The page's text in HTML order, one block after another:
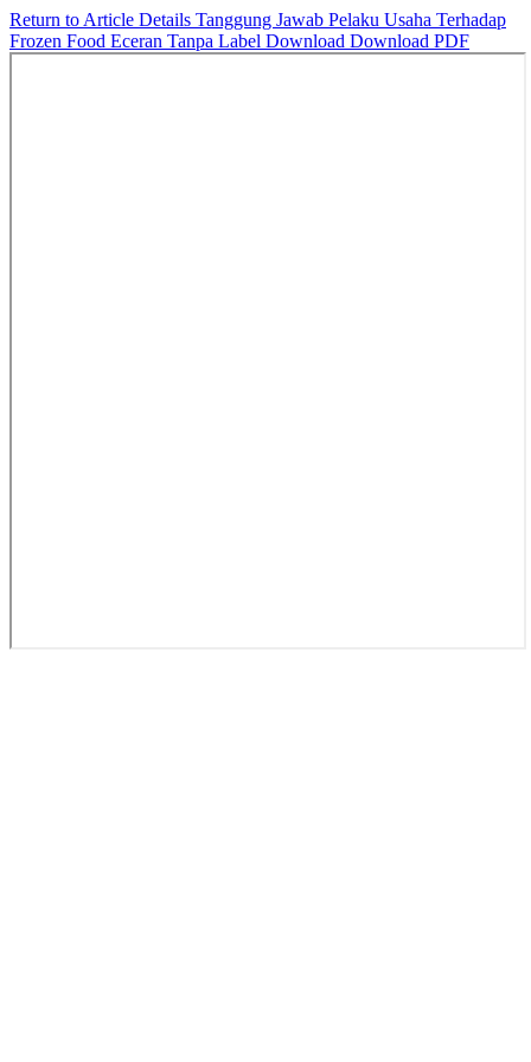
Return to Article Details Tanggung Jawab Pelaku Usaha Terhadap
Frozen Food Eceran Tanpa Label Download Download PDF